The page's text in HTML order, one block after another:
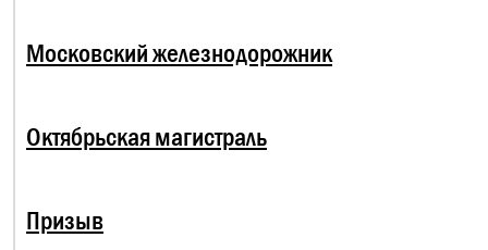
Московский железнодорожник
Октябрьская магистраль
Призыв